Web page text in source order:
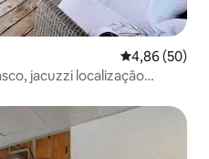
4,86 de uma
4,86 (50)
jacuzzi localização